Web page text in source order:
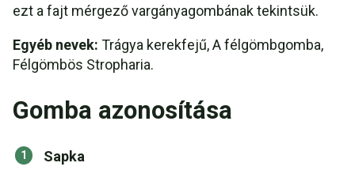
ezt a fajt mérgező vargányagombának tekintsük.
Egyéb nevek: Trágya kerekfejű, A félgömbgomba,
Félgömbös Stropharia.
Gomba azonosítása
Sapka